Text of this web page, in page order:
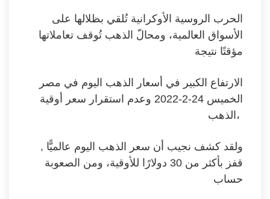
الحرب الروسية الأوكرانية تُلقي بظلالها على
الأسواق العالمية، ومحالّ الذهب تُوقف تعاملاتها
مؤقتًا نتيجة
الارتفاع الكبير في أسعار الذهب اليوم في مصر
الخميس 24-2-2022 وعدم استقرار سعر أوقية
الذهب،
, ولقد كشف نجيب أن سعر الذهب اليوم عالميًّا
قفز بأكثر من 30 دولارًا للأوقية، ومن الصعوبة
حساب